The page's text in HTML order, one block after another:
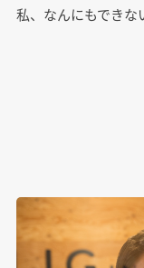
私、なんにもでき